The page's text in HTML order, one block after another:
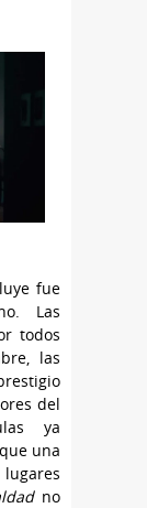
fue
Las
todos
las
del
ya
una
no